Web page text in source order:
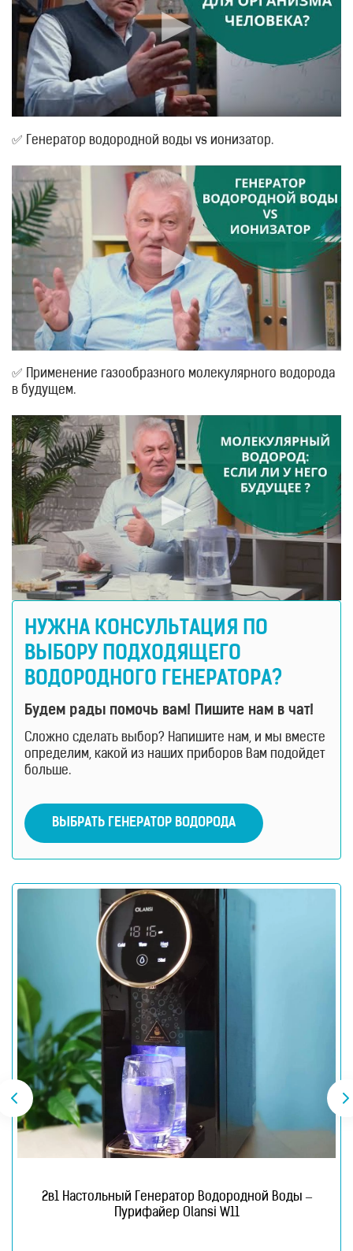
✅ Генератор водородной воды vs ионизатор.
✅ Применение газообразного молекулярного водорода
в будущем.
НУЖНА КОНСУЛЬТАЦИЯ ПО
ВЫБОРУ ПОДХОДЯЩЕГО
ВОДОРОДНОГО ГЕНЕРАТОРА?
Будем рады помочь вам! Пишите нам в чат!
Сложно сделать выбор? Напишите нам, и мы вместе
определим, какой из наших приборов Вам подойдет
больше.
ВЫБРАТЬ ГЕНЕРАТОР ВОДОРОДА
2в1 Настольный Генератор Водородной Воды –
Пурифайер Olansi W11